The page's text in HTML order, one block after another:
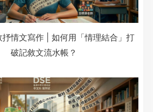
抒情文寫作 | 如何用「情理結合」打
破記敘文流水帳？